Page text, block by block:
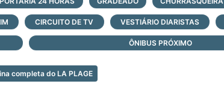
faça contato agora mesmo e saiba mais!
CIRCUITO DE TV VESTIÁRIO DIARISTAS
ÔNIBUS PRÓXIMO
completa do LA PLAGE